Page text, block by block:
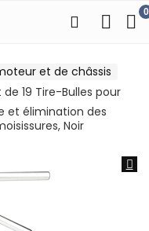
0
et de châssis
de 19 Tire-Bulles pour
et élimination des
Noir